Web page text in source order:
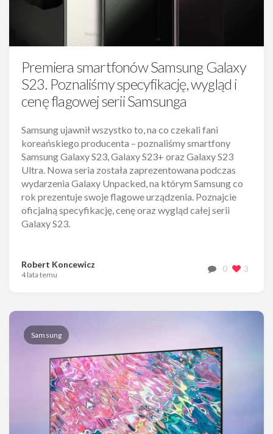
Premiera smartfonów Samsung Galaxy
S23. Poznaliśmy specyfikację, wygląd i
cenę flagowej serii Samsunga
Samsung ujawnił wszystko to, na co czekali fani
koreańskiego producenta – poznaliśmy smartfony
Samsung Galaxy S23, Galaxy S23+ oraz Galaxy S23
Ultra. Nowa seria została zaprezentowana podczas
wydarzenia Galaxy Unpacked, na którym Samsung co
rok prezentuje swoje flagowe urządzenia. Poznajcie
oficjalną specyfikację, cenę oraz wygląd całej serii
Galaxy S23.
Robert Koncewicz
4 lata temu
0 3
Samsung